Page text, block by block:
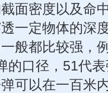
面密度以及命
一定物体的深
般都比较强，
的口径，51代
可以在一百米